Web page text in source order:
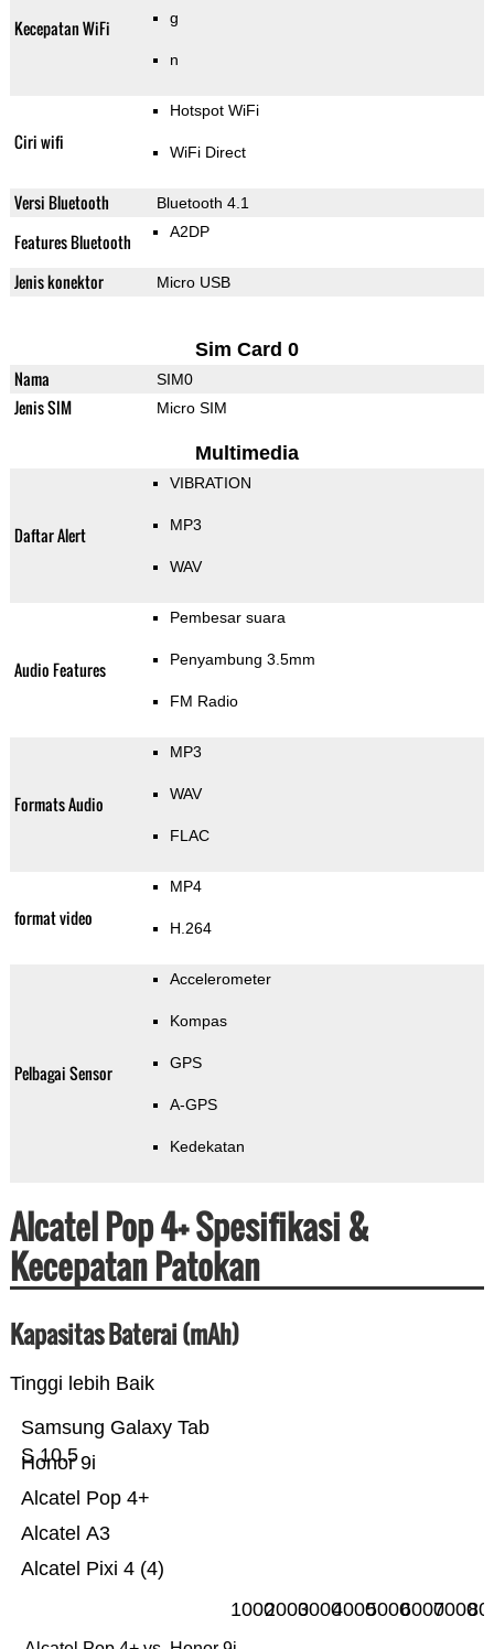
Kecepatan WiFi g
n
Ciri wifi
Hotspot WiFi
WiFi Direct
Versi Bluetooth Bluetooth 4.1
Features Bluetooth A2DP
Jenis konektor Micro USB
Sim Card 0
Nama SIM0
Jenis SIM Micro SIM
Multimedia
Daftar Alert
VIBRATION
MP3
WAV
Audio Features
Pembesar suara
Penyambung 3.5mm
FM Radio
Formats Audio
MP3
WAV
FLAC
format video
MP4
H.264
Pelbagai Sensor
Accelerometer
Kompas
GPS
A-GPS
Kedekatan
Alcatel Pop 4+ Spesifikasi &
Kecepatan Patokan
Kapasitas Baterai (mAh)
Tinggi lebih Baik
Alcatel Pixi 4 (4)
Alcatel A3
Alcatel Pop 4+
Honor 9i
Samsung Galaxy Tab
S 10.5
1000200030004000500060007000